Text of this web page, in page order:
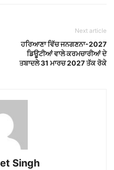
Next article
ਹਰਿਆਣਾ ਵਿੱਚ ਜਨਗਣਨਾ-2027
ਡਿਊਟੀਆਂ ਵਾਲੇ ਕਰਮਚਾਰੀਆਂ ਦੇ
ਤਬਾਦਲੇ 31 ਮਾਰਚ 2027 ਤੱਕ ਰੋਕੇ
Singh